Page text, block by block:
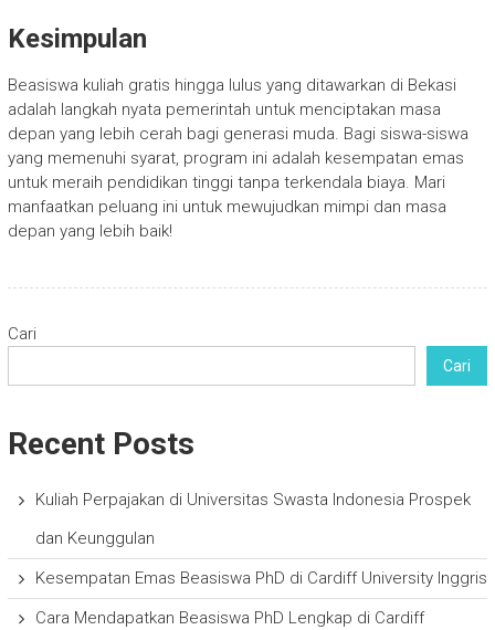
Kesimpulan
Beasiswa kuliah gratis hingga lulus yang ditawarkan di Bekasi
adalah langkah nyata pemerintah untuk menciptakan masa
depan yang lebih cerah bagi generasi muda. Bagi siswa-siswa
yang memenuhi syarat, program ini adalah kesempatan emas
untuk meraih pendidikan tinggi tanpa terkendala biaya. Mari
manfaatkan peluang ini untuk mewujudkan mimpi dan masa
depan yang lebih baik!
Cari
Cari
Recent Posts
Kuliah Perpajakan di Universitas Swasta Indonesia Prospek
dan Keunggulan
Kesempatan Emas Beasiswa PhD di Cardiff University Inggris
Cara Mendapatkan Beasiswa PhD Lengkap di Cardiff